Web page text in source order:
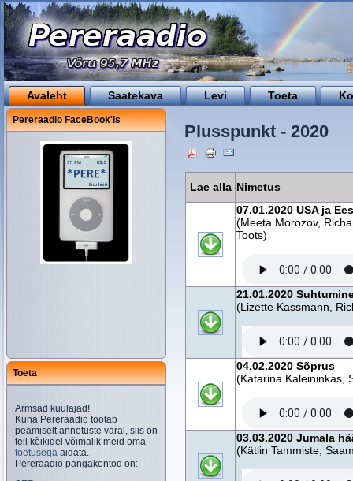
Avaleht Saatekava Levi Toeta
Pereraadio FaceBook'is
Toeta
Armsad kuulajad!
Kuna Pereraadio töötab
peamiselt annetuste varal, siis on
teil kõikidel võimalik meid oma
toetusega aidata.
Pereraadio pangakontod on:
Plusspunkt - 2020
Lae alla Nimetus
07.01.2020 USA ja
(Meeta Morozov,
Toots)
21.01.2020
(Lizette Kassmann,
04.02.2020 Sõprus
(Katarina Kaleininkas,
03.03.2020 Jumala
(Kätlin Tammiste,